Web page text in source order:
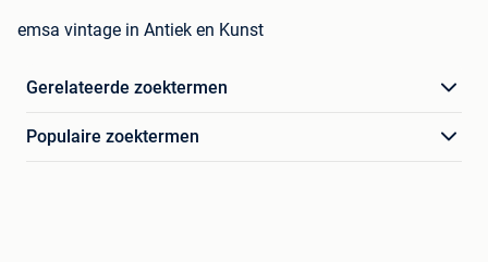
emsa vintage in Antiek en Kunst
Gerelateerde zoektermen
Populaire zoektermen